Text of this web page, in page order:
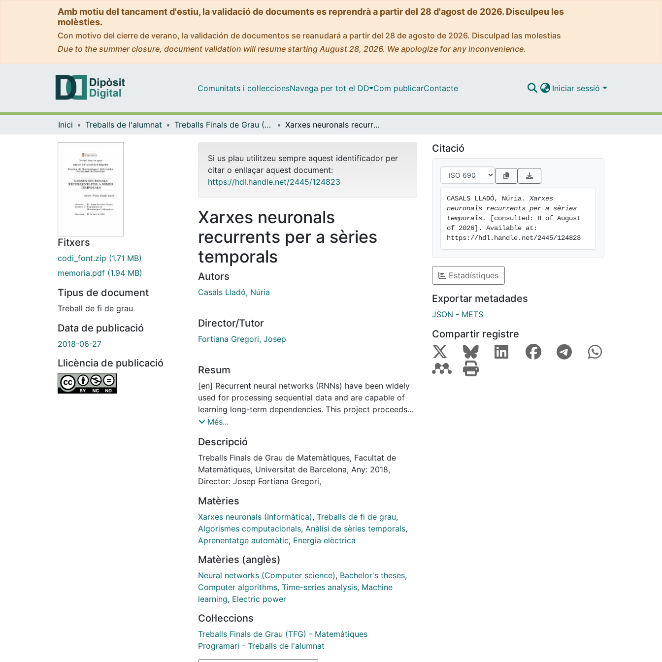
Amb motiu del tancament d'estiu, la validació de documents es reprendrà a partir del 28 d'agost de 2026. Disculpeu les
molèsties.
Con motivo del cierre de verano, la validación de documentos se reanudará a partir del 28 de agosto de 2026. Disculpad las molestias
Due to the summer closure, document validation will resume starting August 28, 2026. We apologize for any inconvenience.
Comunitats i col·leccionsNavega per tot el DD Com publicarContacte Iniciar sessió
Inici Treballs de l'alumnat Treballs Finals de Grau (TFG) - Matemàtiques Xarxes neuronals recurrents per a sèries temporals
Fitxers
codi_font.zip (1.71 MB)
memoria.pdf (1.94 MB)
Tipus de document
Treball de fi de grau
Data de publicació
2018-06-27
Llicència de publicació
Si us plau utilitzeu sempre aquest identificador per
citar o enllaçar aquest document:
https://hdl.handle.net/2445/124823
Xarxes neuronals
recurrents per a sèries
temporals
Autors
Casals Lladó, Núria
Director/Tutor
Fortiana Gregori, Josep
Resum
[en] Recurrent neural networks (RNNs) have been widely
used for processing sequential data and are capable of
learning long-term dependencies. This project proceeds
from its inception, studying the behaviour of the simplest
with time series data analysis to finally achieve more
complex architectures: Long Short-Term Memory and
Gated Recurrent Units. A model with a Gated Recurrent
Unit has been implemented to forecast time series data
Més...
Descripció
Treballs Finals de Grau de Matemàtiques, Facultat de
Matemàtiques, Universitat de Barcelona, Any: 2018,
Director: Josep Fortiana Gregori,
Matèries
Xarxes neuronals (Informàtica), Treballs de fi de grau,
Algorismes computacionals, Anàlisi de sèries temporals,
Aprenentatge automàtic, Energia elèctrica
Matèries (anglès)
Neural networks (Computer science), Bachelor's theses,
Computer algorithms, Time-series analysis, Machine
learning, Electric power
Col·leccions
Treballs Finals de Grau (TFG) - Matemàtiques
Programari - Treballs de l'alumnat
Citació
CASALS LLADÓ, Núria. Xarxes
neuronals recurrents per a sèries
temporals.
[consulted: 8 of August
of 2026]. Available at:
https://hdl.handle.net/2445/124823
Estadístiques
Exportar metadades
JSON - METS
Compartir registre